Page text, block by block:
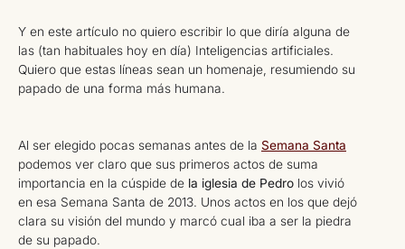
Y en este artículo no quiero escribir lo que diría alguna de
las (tan habituales hoy en día) Inteligencias artificiales.
Quiero que estas líneas sean un homenaje, resumiendo su
papado de una forma más humana.
Al ser elegido pocas semanas antes de la Semana Santa
podemos ver claro que sus primeros actos de suma
importancia en la cúspide de la iglesia de Pedro los vivió
en esa Semana Santa de 2013. Unos actos en los que dejó
clara su visión del mundo y marcó cual iba a ser la piedra
de su papado.